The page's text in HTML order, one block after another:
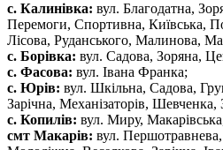
с. Калинівка: вул. Благодатна,
Перемоги, Спортивна, Київська,
Лісова, Руданського, Малинова,
с. Борівка: вул. Садова, Зоряна,
с. Фасова: вул. Івана Франка;
с. Юрів: вул. Шкільна, Садова,
Зарічна, Механізаторів, Шевченка,
с. Копилів: вул. Миру,
смт Макарів: вул.